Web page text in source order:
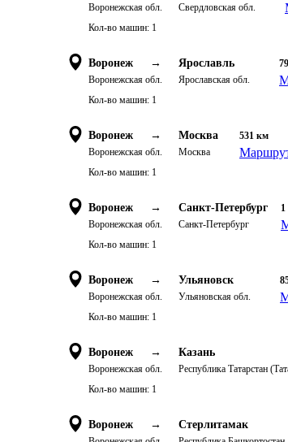
Воронежская обл. Свердловская обл.
Кол-во машин: 1
Воронеж →
Воронежская обл.
Ярославль
Ярославская обл.
Кол-во машин: 1
Воронеж →
Воронежская обл.
Москва
Москва
531 км
Кол-во машин: 1
Воронеж →
Воронежская обл.
Санкт-Петербург
Санкт-Петербург
1
Кол-во машин: 1
Воронеж →
Воронежская обл.
Ульяновск
Ульяновская обл.
Кол-во машин: 1
Воронеж →
Воронежская обл.
Казань
Республика Татарстан
Кол-во машин: 1
Воронеж → Стерлитамак